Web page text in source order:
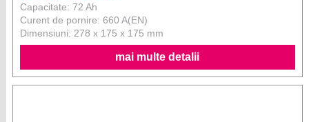
Capacitate: 72 Ah
Curent de pornire: 660 A(EN)
Dimensiuni: 278 x 175 x 175 mm
mai multe detalii